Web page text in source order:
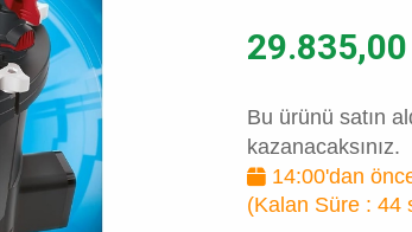
Bu ürünü satın
kazanacaksınız.
14:00'dan
(Kalan Süre : 44